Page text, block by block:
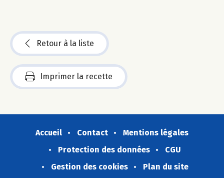
Retour à la liste
Imprimer la recette
Accueil Contact
Mentions légales
Protection des données
CGU
Gestion des cookies
Plan du site